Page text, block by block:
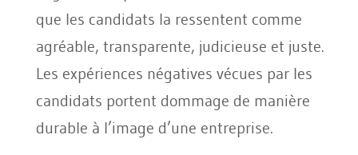
que les candidats la ressentent comme
agréable, transparente, judicieuse et juste.
Les expériences négatives vécues par les
candidats portent dommage de manière
durable à l’image d’une entreprise.